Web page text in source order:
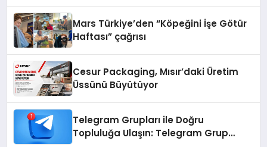
Mars Türkiye’den “Köpeğini İşe Götür
Haftası” çağrısı
Cesur Packaging, Mısır’daki Üretim
Üssünü Büyütüyor
Telegram Grupları ile Doğru
Topluluğa Ulaşın: Telegram Grup